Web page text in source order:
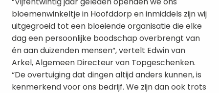
bloemenwinkeltje in Hoofddorp en inmiddels zijn wij
uitgegroeid tot een bloeiende organisatie die elke
dag een persoonlijke boodschap overbrengt van
én aan duizenden mensen”, vertelt Edwin van
Arkel, Algemeen Directeur van Topgeschenken.
“De overtuiging dat dingen altijd anders kunnen, is
kenmerkend voor ons bedrijf. We zijn dan ook trots